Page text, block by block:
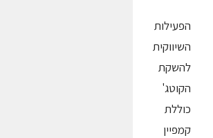
הפעילות
השיווקית
להשקת
הקוטג'
כוללת
קמפיין